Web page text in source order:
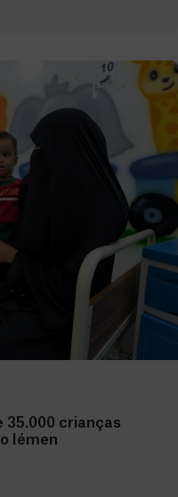
35.000 crianças
Iémen